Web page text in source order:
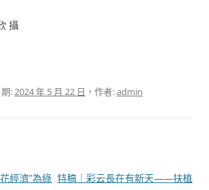
攝
:2024 年 5 月 22 日 ，作者:admin
經濟”為綠 特稿｜彩云長在有新天——扶植